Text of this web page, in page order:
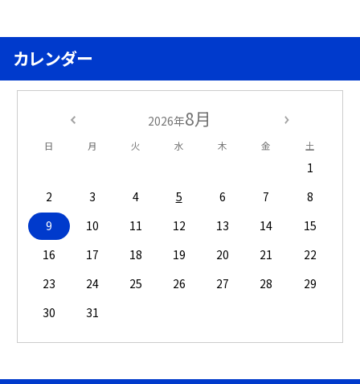
カレンダー
2026年8月
日 月 火 水 木 金 土
1
2
3 4 5 6 7
8
9
10 11 12 13 14
15
16
17 18 19 20 21
22
23
24 25 26 27 28
29
30
31